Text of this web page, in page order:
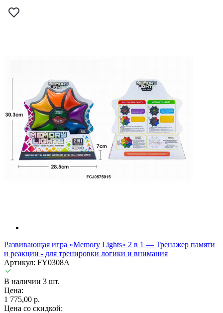
Развивающая игра «Memory Lights» 2 в 1 — Тренажер памяти
и реакции - для тренировки логики и внимания
Артикул: FY0308A
В наличии 3 шт.
Цена:
1 775,00 р.
Цена со скидкой: